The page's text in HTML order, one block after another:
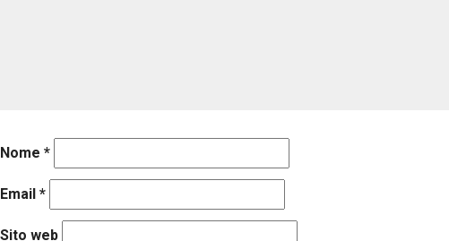
Nome *
Email *
Sito web